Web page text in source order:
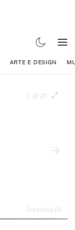
ARTE E DESIGN
1 of 20
Dreaming Eli